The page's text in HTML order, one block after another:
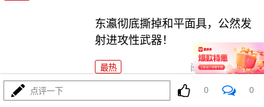
东瀛彻底撕掉和平面具，公然发
射进攻性武器！
最热 阅读 11183
海锁波斯还不够，特朗普又生毒
点评一下 0 0